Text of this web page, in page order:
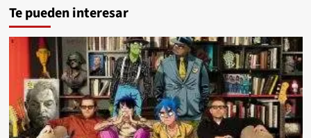
Te pueden interesar